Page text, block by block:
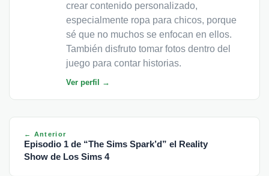
crear contenido personalizado,
especialmente ropa para chicos, porque
sé que no muchos se enfocan en ellos.
También disfruto tomar fotos dentro del
juego para contar historias.
Ver perfil →
← Anterior
Episodio 1 de “The Sims Spark’d” el Reality
Show de Los Sims 4